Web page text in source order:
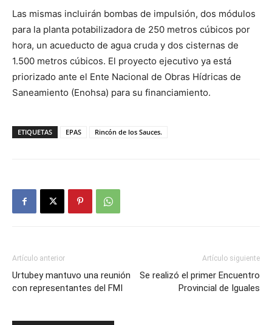
Las mismas incluirán bombas de impulsión, dos módulos
para la planta potabilizadora de 250 metros cúbicos por
hora, un acueducto de agua cruda y dos cisternas de
1.500 metros cúbicos. El proyecto ejecutivo ya está
priorizado ante el Ente Nacional de Obras Hídricas de
Saneamiento (Enohsa) para su financiamiento.
ETIQUETAS EPAS Rincón de los Sauces.
Artículo anterior
Urtubey mantuvo una reunión
con representantes del FMI
Artículo siguiente
Se realizó el primer Encuentro
Provincial de Iguales